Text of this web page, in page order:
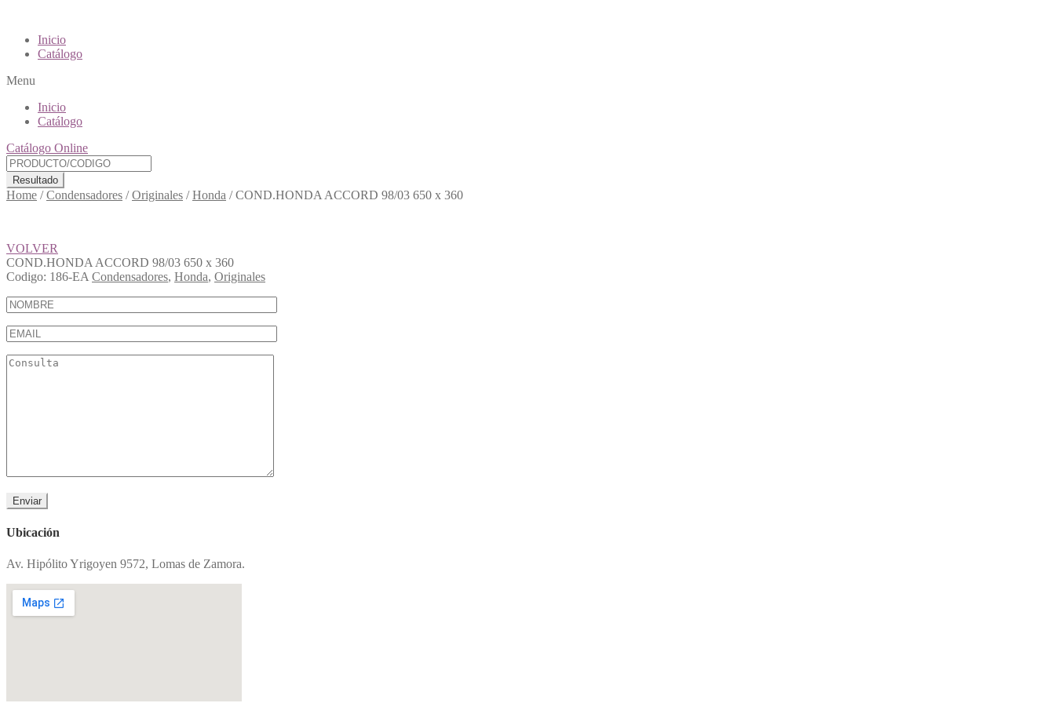
Inicio
Catálogo
Menu
Inicio
Catálogo
Catálogo Online
Resultado
Home /Condensadores /Originales /Honda /COND.HONDA ACCORD 98/03 650 x 360
VOLVER
COND.HONDA ACCORD 98/03 650 x 360
Codigo: 186-EA Condensadores, Honda, Originales
Ubicación
Av. Hipólito Yrigoyen 9572, Lomas de Zamora.